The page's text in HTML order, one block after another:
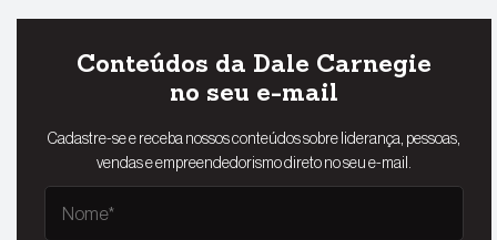
Conteúdos da Dale Carnegie
no seu e-mail
Cadastre-se e receba nossos conteúdos sobre liderança, pessoas,
vendas e empreendedorismo direto no seu e-mail.